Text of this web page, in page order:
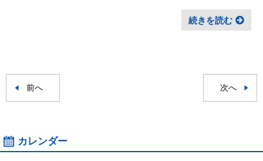
続きを読む
前へ 次へ
カレンダー